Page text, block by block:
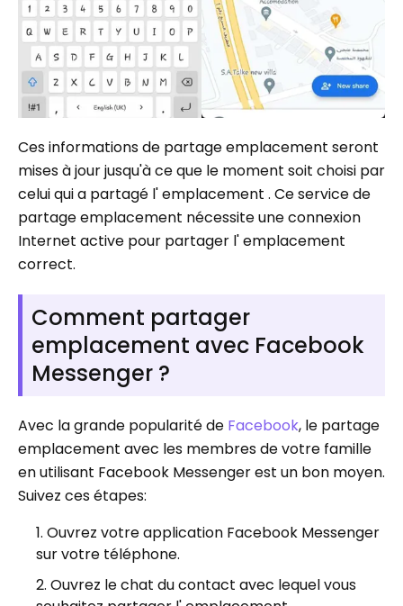
Ces informations de partage emplacement seront
mises à jour jusqu'à ce que le moment soit choisi par
celui qui a partagé l' emplacement . Ce service de
partage emplacement nécessite une connexion
Internet active pour partager l' emplacement
correct.
Comment partager
emplacement avec Facebook
Messenger ?
Avec la grande popularité de Facebook, le partage
emplacement avec les membres de votre famille
en utilisant Facebook Messenger est un bon moyen.
Suivez ces étapes:
Ouvrez votre application Facebook Messenger
sur votre téléphone.
Ouvrez le chat du contact avec lequel vous